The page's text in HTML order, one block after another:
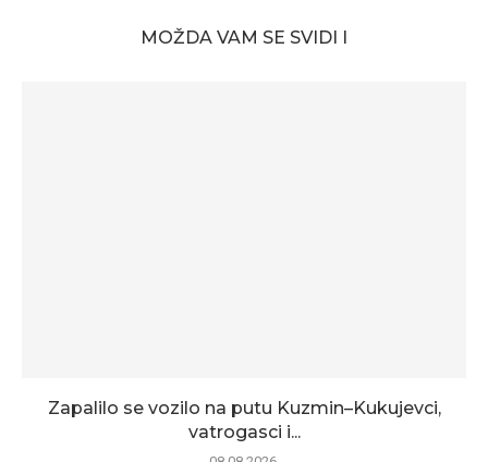
MOŽDA VAM SE SVIDI I
Zapalilo se vozilo na putu Kuzmin–Kukujevci,
vatrogasci i...